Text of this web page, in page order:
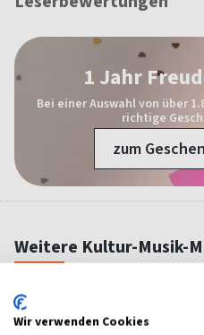
1 Jahr
Bei einer Auswahl von über
richtige
zum
Weitere Kultur-Musik-
Wir verwenden Cookies